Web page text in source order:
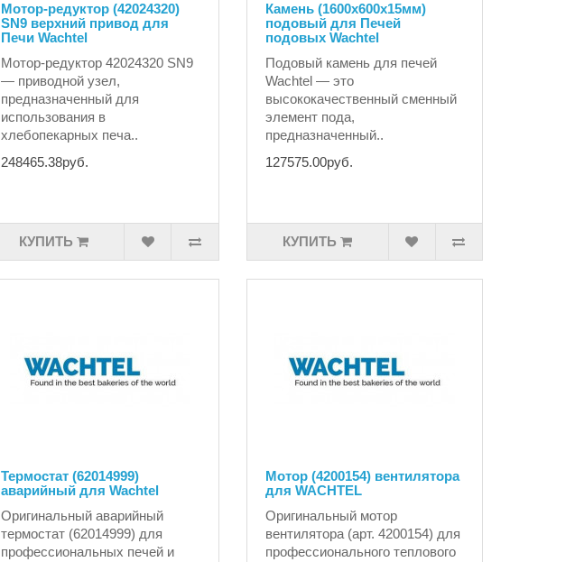
Мотор-редуктор (42024320)
SN9 верхний привод для
Печи Wachtel
Мотор-редуктор 42024320 SN9
— приводной узел,
предназначенный для
использования в
хлебопекарных печа..
248465.38руб.
КУПИТЬ
Камень (1600х600х15мм)
подовый для Печей
подовых Wachtel
Подовый камень для печей
Wachtel — это
высококачественный сменный
элемент пода,
предназначенный..
127575.00руб.
КУПИТЬ
Термостат (62014999)
аварийный для Wachtel
Оригинальный аварийный
термостат (62014999) для
профессиональных печей и
Мотор (4200154) вентилятора
для WACHTEL
Оригинальный мотор
вентилятора (арт. 4200154) для
профессионального теплового